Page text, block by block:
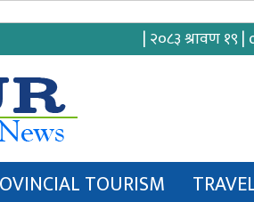
| २०८३ श्रावण १९ |
TOURISM